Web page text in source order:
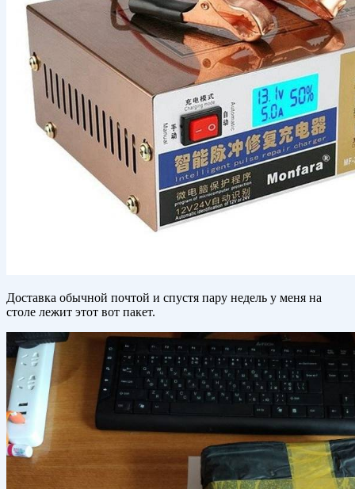
Доставка обычной почтой и спустя пару недель у меня на
столе лежит этот вот пакет.